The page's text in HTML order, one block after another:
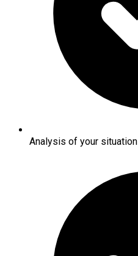
Analysis of your situation